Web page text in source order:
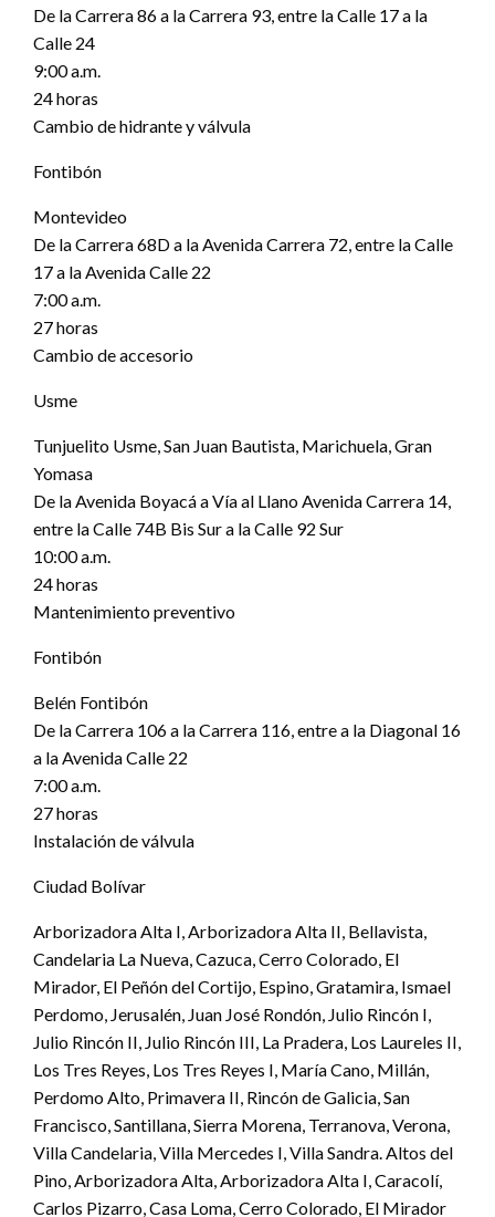
De la Carrera 86 a la Carrera 93, entre la Calle 17 a la
Calle 24
9:00 a.m.
24 horas
Cambio de hidrante y válvula
Fontibón
Montevideo
De la Carrera 68D a la Avenida Carrera 72, entre la Calle
17 a la Avenida Calle 22
7:00 a.m.
27 horas
Cambio de accesorio
Usme
Tunjuelito Usme, San Juan Bautista, Marichuela, Gran
Yomasa
De la Avenida Boyacá a Vía al Llano Avenida Carrera 14,
entre la Calle 74B Bis Sur a la Calle 92 Sur
10:00 a.m.
24 horas
Mantenimiento preventivo
Fontibón
Belén Fontibón
De la Carrera 106 a la Carrera 116, entre a la Diagonal 16
a la Avenida Calle 22
7:00 a.m.
27 horas
Instalación de válvula
Ciudad Bolívar
Arborizadora Alta I, Arborizadora Alta II, Bellavista,
Candelaria La Nueva, Cazuca, Cerro Colorado, El
Mirador, El Peñón del Cortijo, Espino, Gratamira, Ismael
Perdomo, Jerusalén, Juan José Rondón, Julio Rincón I,
Julio Rincón II, Julio Rincón III, La Pradera, Los Laureles II,
Los Tres Reyes, Los Tres Reyes I, María Cano, Millán,
Perdomo Alto, Primavera II, Rincón de Galicia, San
Francisco, Santillana, Sierra Morena, Terranova, Verona,
Villa Candelaria, Villa Mercedes I, Villa Sandra. Altos del
Pino, Arborizadora Alta, Arborizadora Alta I, Caracolí,
Carlos Pizarro, Casa Loma, Cerro Colorado, El Mirador